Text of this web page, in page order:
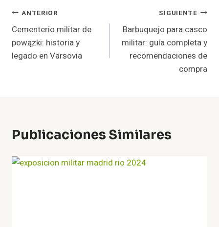
Navegación
De
Entradas
ANTERIOR
Cementerio militar de
powązki: historia y
legado en Varsovia
SIGUIENTE
Barbuquejo para casco
militar: guía completa y
recomendaciones de
compra
Publicaciones Similares